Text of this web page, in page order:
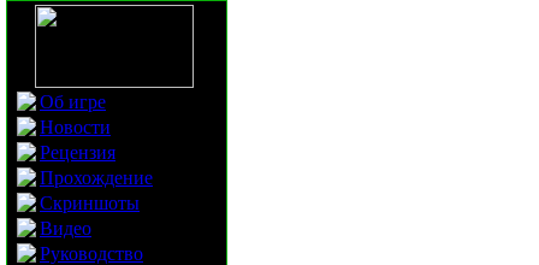
Об игре
Новости
Рецензия
Прохождение
Скриншоты
Видео
Руководство